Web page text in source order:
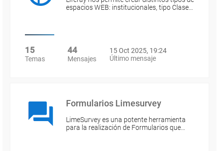
espacios WEB: institucionales, tipo Clase…
15
Temas
44
Mensajes
15 Oct 2025, 19:24
Último mensaje
Formularios Limesurvey
LimeSurvey es una potente herramienta
para la realización de Formularios que…